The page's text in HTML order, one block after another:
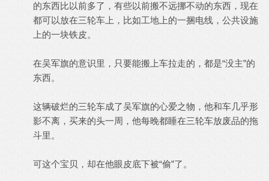
的东西比以前多了，有些以前搬不远挪不动的东西，现在
都可以放在三轮车上，比如工地上的一捆电线，公共设施
上的一块铁皮。
在吴军旗的意识里，只要能搬上车拉走的，都是“没主”的
东西。
这辆破烂的三轮车成了吴军旗的心爱之物，他和车几乎形
影不离，买来的头一周，他每晚都睡在三轮车放废品的拖
斗里。
可这个宝贝，却在他眼皮底下被“偷”了。